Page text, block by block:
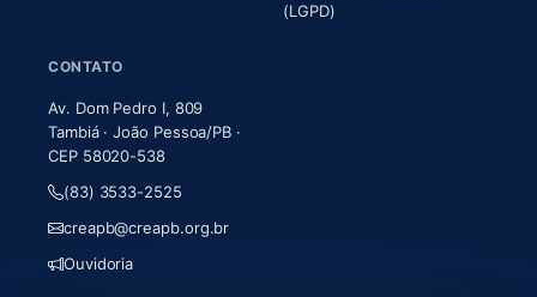
(LGPD)
CONTATO
Av. Dom Pedro I, 809
Tambiá · João Pessoa/PB ·
CEP 58020-538
(83) 3533-2525
creapb@creapb.org.br
Ouvidoria